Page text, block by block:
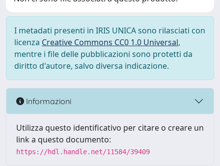
I metadati presenti in IRIS UNICA sono rilasciati con
licenza Creative Commons CC0 1.0 Universal,
mentre i file delle pubblicazioni sono protetti da
diritto d'autore, salvo diversa indicazione.
Informazioni
Utilizza questo identificativo per citare o creare un
link a questo documento:
https://hdl.handle.net/11584/39409